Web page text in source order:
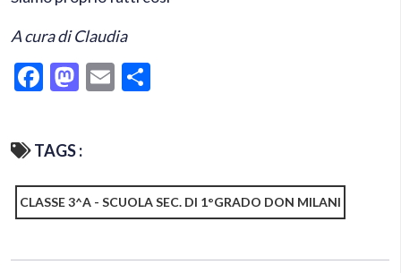
A cura di Claudia
Facebook
Mastodon
Email
TAGS :
CLASSE 3^A - SCUOLA SEC. DI 1°GRADO DON MILANI